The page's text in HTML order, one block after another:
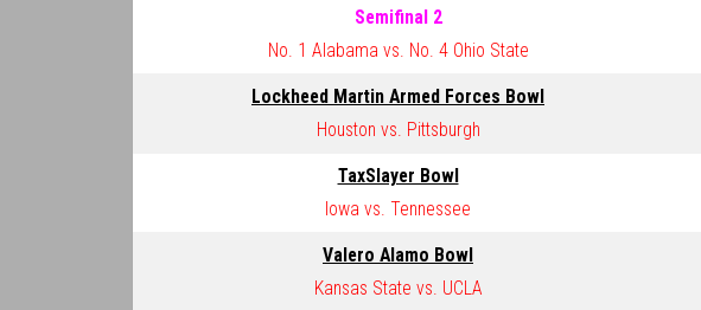
Semifinal 2
No. 1 Alabama vs. No. 4 Ohio State
Lockheed Martin Armed Forces Bowl
Houston vs. Pittsburgh
TaxSlayer Bowl
Iowa vs. Tennessee
Valero Alamo Bowl
Kansas State vs. UCLA